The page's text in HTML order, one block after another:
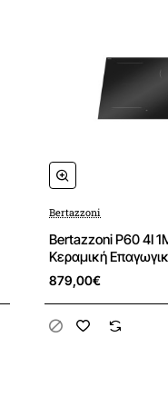
Bertazzoni
Bertazzoni P60 4I
Κεραμική
Τεχνολογίας
879,00€